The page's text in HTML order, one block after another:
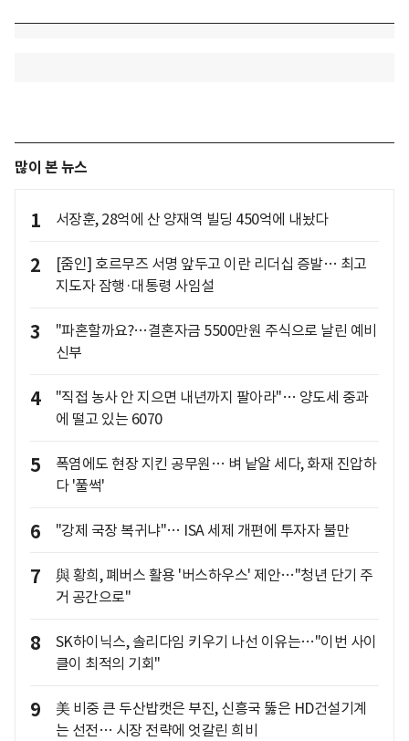
많이 본 뉴스
1 서장훈, 28억에 산 양재역 빌딩 450억에 내놨다
2
[줌인] 호르무즈 서명 앞두고 이란 리더십 증발… 최고
지도자 잠행·대통령 사임설
3
"파혼할까요?…결혼자금 5500만원 주식으로 날린 예비
신부
4
"직접 농사 안 지으면 내년까지 팔아라"… 양도세 중과
에 떨고 있는 6070
5
폭염에도 현장 지킨 공무원… 벼 낱알 세다, 화재 진압하
다 '풀썩'
6 "강제 국장 복귀냐"… ISA 세제 개편에 투자자 불만
7
與 황희, 폐버스 활용 '버스하우스' 제안…"청년 단기 주
거 공간으로"
8
SK하이닉스, 솔리다임 키우기 나선 이유는…"이번 사이
클이 최적의 기회"
9
美 비중 큰 두산밥캣은 부진, 신흥국 뚫은 HD건설기계
는 선전… 시장 전략에 엇갈린 희비